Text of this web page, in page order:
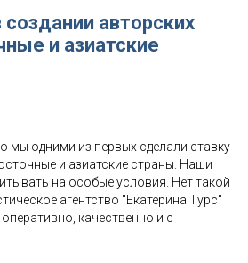
авторских
и азиатские
мы одними из первых сделали ставку
и азиатские страны. Наши
на особые условия. Нет такой
агентство "Екатерина Турс"
качественно и с